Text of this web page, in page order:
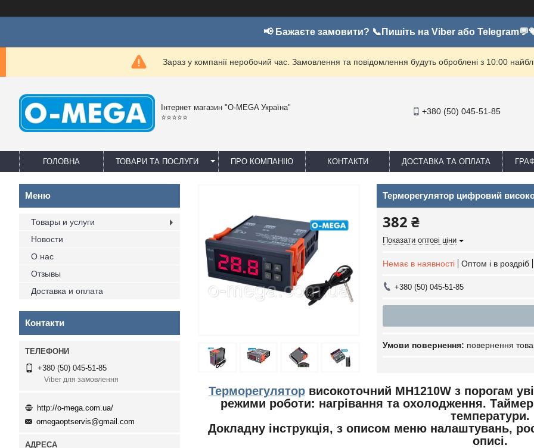
📢 Бажаєте замовити? 📞Пишіть на Viber або
Зараз у компанії неробочий час. Замовлення та повідомлення будуть оброблені з 10:00
Інтернет магазин "O-MEGA Україна"
⭐⭐⭐⭐⭐
+380 (50) 045-51-85
ГОЛОВНА ТОВАРИ ТА ПОСЛУГИ ПРО КОМПАНІЮ КОНТАКТИ ДОСТАВКА ТА ОПЛАТА
Терморегулятор цифровий
382 ₴
Показати оптові ціни
Немає в наявності Оптом і в роздріб
+380 (50) 045-51-85
повернення
Терморегулятор високоточний MH1210W з порогам
режими роботи: нагрівання та охолодження.
температури.
Докладну інструкція, з описом меню налаштувань,
описі.
Товары и услуги
Новости
О нас
Отзывы
Доставка и оплата
Контакти
+380 (50) 045-51-85
Viber для замовлення
http://o-mega.com.ua/
omegaoptservis@gmail.com